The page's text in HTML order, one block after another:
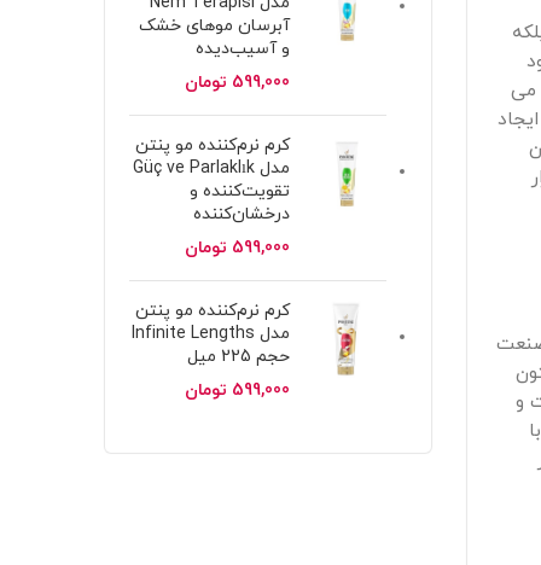
می
صنعت
و
آبرسان موهای خشک
و آسیب‌دیده
599,000 تومان
کرم نرم‌کننده مو پنتن
مدل Güç ve Parlaklık
تقویت‌کننده و
درخشان‌کننده
599,000 تومان
کرم نرم‌کننده مو پنتن
مدل Infinite Lengths
حجم 225 میل
599,000 تومان